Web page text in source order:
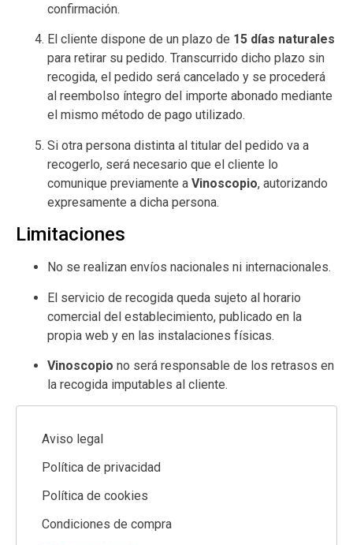
confirmación.
El cliente dispone de un plazo de 15 días naturales
para retirar su pedido. Transcurrido dicho plazo sin
recogida, el pedido será cancelado y se procederá
al reembolso íntegro del importe abonado mediante
el mismo método de pago utilizado.
Si otra persona distinta al titular del pedido va a
recogerlo, será necesario que el cliente lo
comunique previamente a Vinoscopio, autorizando
expresamente a dicha persona.
Limitaciones
No se realizan envíos nacionales ni internacionales.
El servicio de recogida queda sujeto al horario
comercial del establecimiento, publicado en la
propia web y en las instalaciones físicas.
Vinoscopio no será responsable de los retrasos en
la recogida imputables al cliente.
Aviso legal
Política de privacidad
Política de cookies
Condiciones de compra